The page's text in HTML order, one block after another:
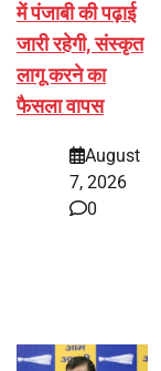
में पंजाबी की पढ़ाई
जारी रहेगी, संस्कृत
लागू करने का
फैसला वापस
August
7, 2026
0